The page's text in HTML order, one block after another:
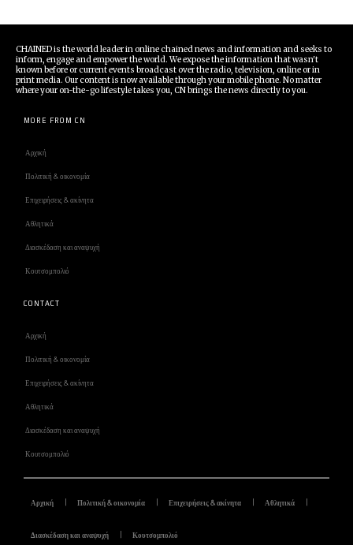
CHAINED is the world leader in online chained news and information and seeks to
inform, engage and empower the world. We expose the information that wasn't
known before or current events broadcast over the radio, television, online or in
print media. Our content is now available through your mobile phone. No matter
where your on-the-go lifestyle takes you, CN brings the news directly to you.
MORE FROM CN
Αρχική
Πολιτική & οικονομία
Επιχειρήσεις & ακίνητα
Αθλητικά
Διασκέδαση και αναψυχή
Κουτσομπολιό
CONTACT
Αρχική
Πολιτική & οικονομία
Επιχειρήσεις & ακίνητα
Αθλητικά
Διασκέδαση και αναψυχή
Κουτσομπολιό
Αρχική Πολιτική & οικονομία Επιχειρήσεις & ακίνητα Αθλητικά
Διασκέδαση και αναψυχή Κουτσομπολιό